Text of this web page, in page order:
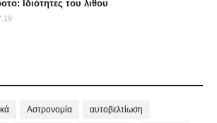
Ιδιότητες του λιθου
Αστρονομία αυτοβελτίωση